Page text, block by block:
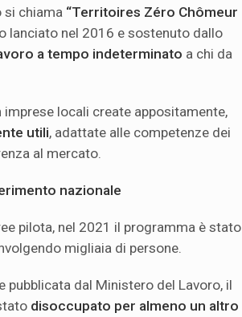
si chiama “Territoires Zéro Chômeur
lanciato nel 2016 e sostenuto dallo
a tempo indeterminato a chi da
imprese locali create appositamente,
utili, adattate alle competenze dei
al mercato.
nazionale
pilota, nel 2021 il programma è stato
migliaia di persone.
pubblicata dal Ministero del Lavoro, il
disoccupato per almeno un altro